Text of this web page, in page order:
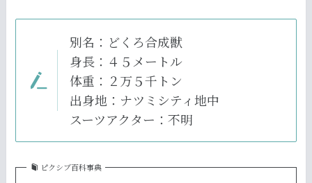
別名：どくろ合成獣
身長：４５メートル
体重：２万５千トン
出身地：ナツミシティ地中
スーツアクター：不明
ピクシブ百科事典